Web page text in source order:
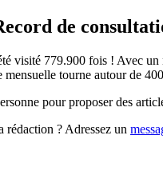
de
visité 779.900 fois ! Avec
tourne autour de
pour proposer des
rédaction ? Adressez un